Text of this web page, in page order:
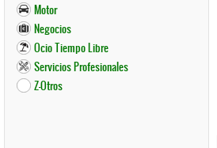
Motor
Negocios
Ocio Tiempo Libre
Servicios Profesionales
Z-Otros